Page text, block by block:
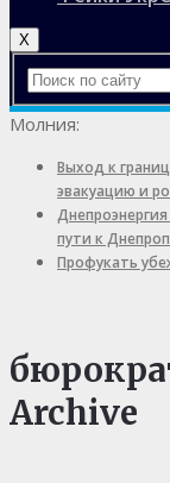
X
Молния:
Выход к
эвакуацию и
пути к
Профукать
Archive